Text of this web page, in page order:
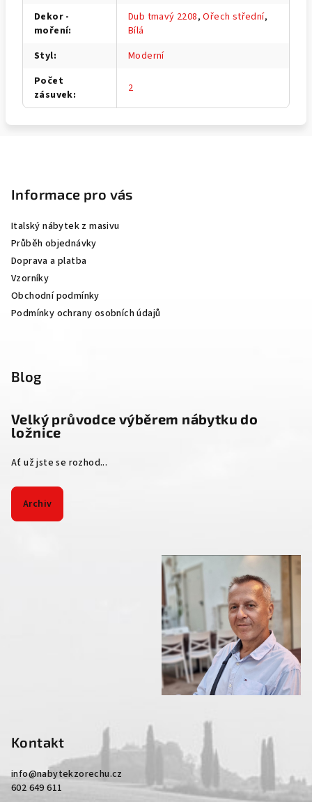
Dekor -
moření:
Dub tmavý 2208,Ořech střední,
Bílá
Styl:
Moderní
Počet
zásuvek: 2
Informace pro vás
Italský nábytek z masivu
Průběh objednávky
Doprava a platba
Vzorníky
Obchodní podmínky
Podmínky ochrany osobních údajů
Blog
Velký průvodce výběrem nábytku do
ložnice
Ať už jste se rozhod...
Archiv
Kontakt
info@nabytekzorechu.cz
602 649 611